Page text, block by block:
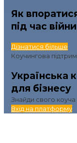
Як
під час війни
Дізнатися більше
Коучингова
Українська
для бізнесу
Знайди свого коуча
Вхід на платформу